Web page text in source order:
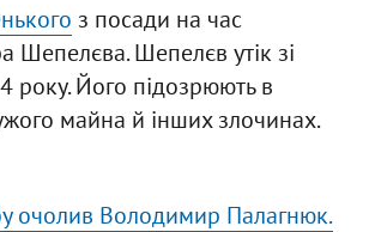
з посади на час
Шепелєва. Шепелєв утік зі
року. Його підозрюють в
майна й інших злочинах.
очолив Володимир Палагнюк.